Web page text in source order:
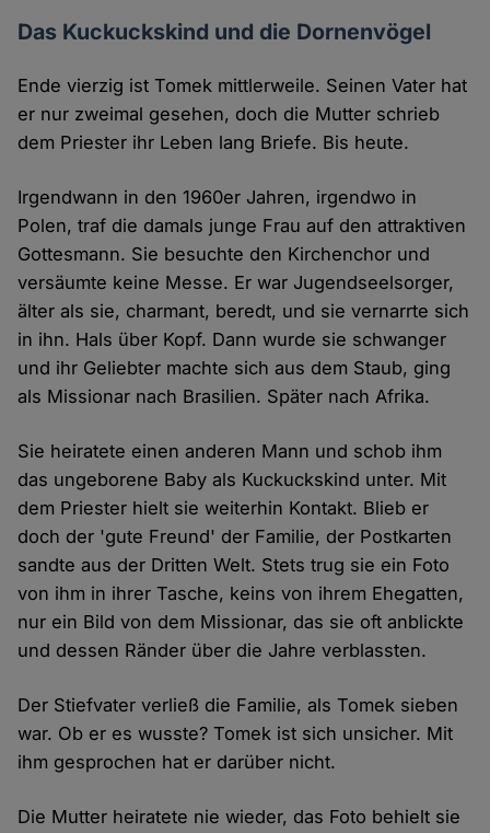
Das Kuckuckskind und die Dornenvögel
Ende vierzig ist Tomek mittlerweile. Seinen Vater hat
er nur zweimal gesehen, doch die Mutter schrieb
dem Priester ihr Leben lang Briefe. Bis heute.
Irgendwann in den 1960er Jahren, irgendwo in
Polen, traf die damals junge Frau auf den attraktiven
Gottesmann. Sie besuchte den Kirchenchor und
versäumte keine Messe. Er war Jugendseelsorger,
älter als sie, charmant, beredt, und sie vernarrte sich
in ihn. Hals über Kopf. Dann wurde sie schwanger
und ihr Geliebter machte sich aus dem Staub, ging
als Missionar nach Brasilien. Später nach Afrika.
Sie heiratete einen anderen Mann und schob ihm
das ungeborene Baby als Kuckuckskind unter. Mit
dem Priester hielt sie weiterhin Kontakt. Blieb er
doch der 'gute Freund' der Familie, der Postkarten
sandte aus der Dritten Welt. Stets trug sie ein Foto
von ihm in ihrer Tasche, keins von ihrem Ehegatten,
nur ein Bild von dem Missionar, das sie oft anblickte
und dessen Ränder über die Jahre verblassten.
Der Stiefvater verließ die Familie, als Tomek sieben
war. Ob er es wusste? Tomek ist sich unsicher. Mit
ihm gesprochen hat er darüber nicht.
Die Mutter heiratete nie wieder, das Foto behielt sie